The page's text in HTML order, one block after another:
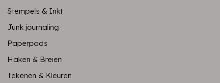
Stempels & Inkt
Junk journaling
Paperpads
Haken & Breien
Tekenen & Kleuren